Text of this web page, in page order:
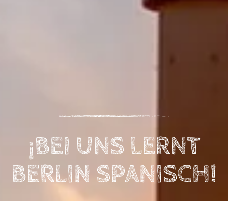
¡BEI UNS LERNT
BERLIN SPANISCH!